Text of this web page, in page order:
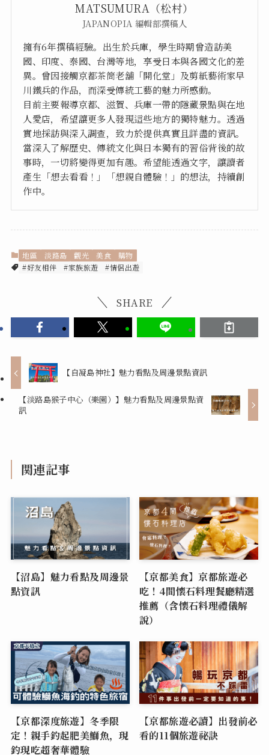
MATSUMURA（松村）
JAPANOPIA 編輯部撰稿人
擁有6年撰稿經驗。出生於兵庫，學生時期曾造訪美
國、印度、泰國、台灣等地，享受日本與各國文化的差
異。曾因接觸京都茶筒老舖「開化堂」及剪紙藝術家早
川鐵兵的作品，而深受傳統工藝的魅力所感動。
目前主要報導京都、滋賀、兵庫一帶的隱藏景點與在地
人愛店，希望讓更多人發現這些地方的獨特魅力。透過
實地採訪與深入調查，致力於提供真實且詳盡的資訊。
當深入了解歷史、傳統文化與日本獨有的習俗背後的故
事時，一切將變得更加有趣。希望能透過文字，讓讀者
產生「想去看看！」「想親自體驗！」的想法，持續創
作中。
地區 淡路島 觀光 美食
購物
#好友相伴
#家族旅遊 #情侶出遊
SHARE
【自凝島神社】魅力看點及周邊景點資訊
【淡路島猴子中心（樂園）】魅力看點及周邊景點資
訊
関連記事
【沼島】魅力看點及周邊景
點資訊
【京都美食】京都旅遊必
吃！4間懷石料理餐廳精選
推薦（含懷石料理禮儀解
說）
【京都深度旅遊】冬季限
定！親手釣起肥美鰤魚，現
釣現吃超奢華體驗
【京都旅遊必讀】出發前必
看的11個旅遊祕訣